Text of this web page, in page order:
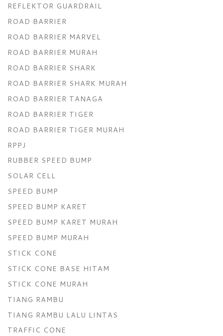
REFLEKTOR GUARDRAIL
ROAD BARRIER
ROAD BARRIER MARVEL
ROAD BARRIER MURAH
ROAD BARRIER SHARK
ROAD BARRIER SHARK MURAH
ROAD BARRIER TANAGA
ROAD BARRIER TIGER
ROAD BARRIER TIGER MURAH
RPPJ
RUBBER SPEED BUMP
SOLAR CELL
SPEED BUMP
SPEED BUMP KARET
SPEED BUMP KARET MURAH
SPEED BUMP MURAH
STICK CONE
STICK CONE BASE HITAM
STICK CONE MURAH
TIANG RAMBU
TIANG RAMBU LALU LINTAS
TRAFFIC CONE